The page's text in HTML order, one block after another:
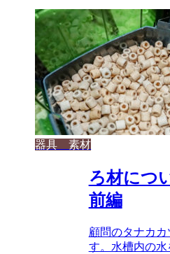
器具 素材
ろ材につ
前編
顧問のタナカカ
す。水槽内の水